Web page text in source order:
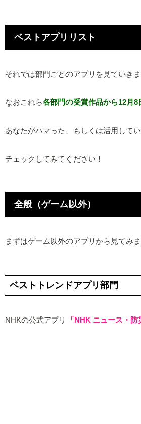
ベストアプリリスト
それでは部門ごとのアプリを見ていきま
なおこれら各部門の受賞作品から12月8
あなたがハマった、もしくは活用して
チェックしてみてください！
全般（ゲーム以外）
まずはゲーム以外のアプリから見てみま
ベストトレンドアプリ部門
NHKの公式アプリ 「NHK ニュース・防